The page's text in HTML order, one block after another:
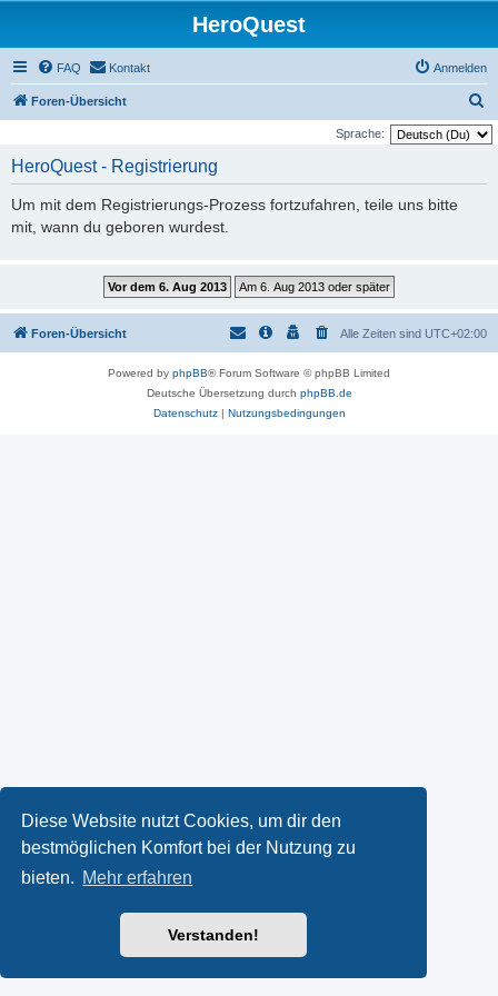
Diese Website nutzt Cookies, um dir den
bestmöglichen Komfort bei der Nutzung zu
bieten. Mehr erfahren
Verstanden!
HeroQuest
FAQ Kontakt Anmelden
Foren-Übersicht
u
Sprache:
HeroQuest - Registrierung
Um mit dem Registrierungs-Prozess fortzufahren, teile uns bitte
mit, wann du geboren wurdest.
Foren-Übersicht Alle Zeiten sind UTC+02:00
Powered by phpBB® Forum Software © phpBB Limited
Deutsche Übersetzung durch phpBB.de
Datenschutz| Nutzungsbedingungen